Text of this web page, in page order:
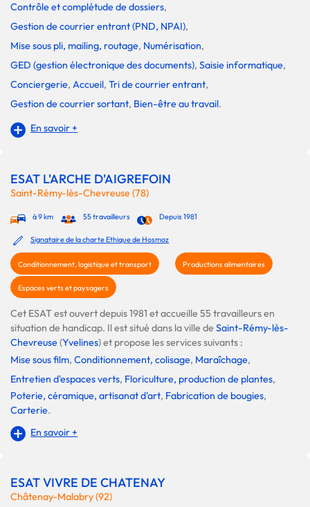
Contrôle et complétude de dossiers,
Gestion de courrier entrant (PND, NPAI),
Mise sous pli, mailing, routage, Numérisation,
GED (gestion électronique des documents), Saisie informatique,
Conciergerie, Accueil, Tri de courrier entrant,
Gestion de courrier sortant, Bien-être au travail.
En savoir +
ESAT L'ARCHE D'AIGREFOIN
Saint-Rémy-lès-Chevreuse (78)
à 9 km 55 travailleurs Depuis 1981
Signataire de la charte Ethique de Hosmoz
Conditionnement, logistique et transport Productions alimentaires
Espaces verts et paysagers
Cet ESAT est ouvert depuis 1981 et accueille 55 travailleurs en
situation de handicap. Il est situé dans la ville deSaint-Rémy-lès-
Chevreuse(Yvelines) et propose les services suivants :
Mise sous film, Conditionnement, colisage, Maraîchage,
Entretien d'espaces verts, Floriculture, production de plantes,
Poterie, céramique, artisanat d'art, Fabrication de bougies,
Carterie.
En savoir +
ESAT VIVRE DE CHATENAY
Châtenay-Malabry (92)